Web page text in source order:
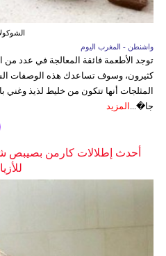
واشنطن - المغرب اليوم
توجد الأطعمة فائقة المعالجة في عدد من
كثيرون، وسوف تساعدك هذه الوصفات
المثلجات أنها تتكون من خليط لذيذ وغني
جا�... المزيد
أحدث إطلالات كارمن بصيبص